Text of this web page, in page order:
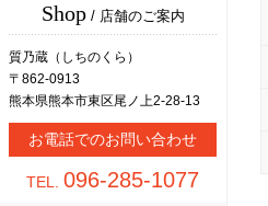
Shop/ 店舗のご案内
質乃蔵（しちのくら）
〒862-0913
熊本県熊本市東区尾ノ上2-28-13
お電話でのお問い合わせ
TEL. 096-285-1077